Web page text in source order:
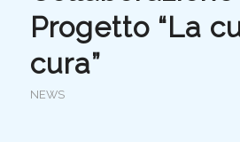
Progetto “La
cura”
NEWS